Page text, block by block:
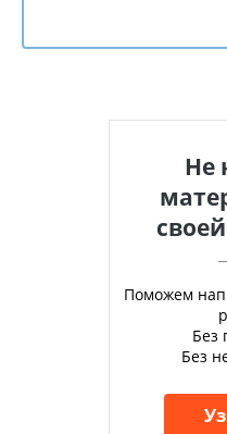
Не
Поможем
Без
Без